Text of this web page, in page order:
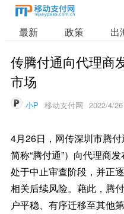
最新 政策 出
传腾付通向代理商
市场
小P 移动支付网 2022/4/
4月26日，网传深圳市腾
简称“腾付通”）向代理商
处于中止审查阶段，并正
相关后续风险。藉此，腾
户平稳、有序迁移至其他